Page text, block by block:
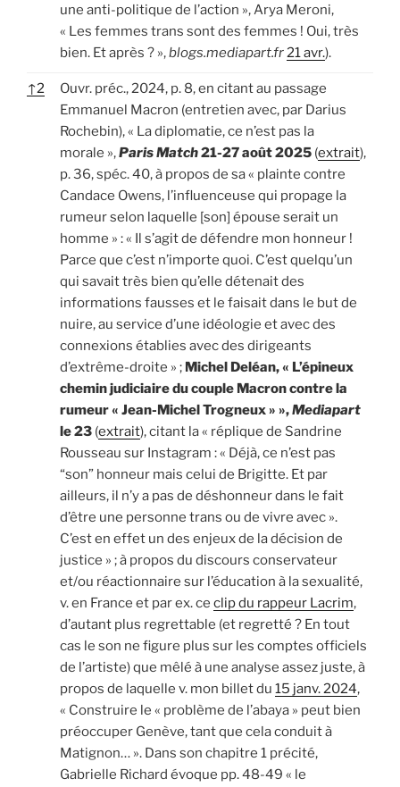
une anti-politique de l’action », Arya Meroni,
« Les femmes trans sont des femmes ! Oui, très
bien. Et après ? »,blogs.mediapart.fr21 avr.).
↑2
Ouvr. préc., 2024, p. 8, en citant au passage
Emmanuel Macron (entretien avec, par Darius
Rochebin), « La diplomatie, ce n’est pas la
morale »,Paris Match21-27 août 2025 (extrait),
p. 36, spéc. 40, à propos de sa « plainte contre
Candace Owens, l’influenceuse qui propage la
rumeur selon laquelle [son] épouse serait un
homme » : « Il s’agit de défendre mon honneur !
Parce que c’est n’importe quoi. C’est quelqu’un
qui savait très bien qu’elle détenait des
informations fausses et le faisait dans le but de
nuire, au service d’une idéologie et avec des
connexions établies avec des dirigeants
d’extrême-droite » ; Michel Deléan, « L’épineux
chemin judiciaire du couple Macron contre la
rumeur « Jean-Michel Trogneux » »,Mediapart
le 23 (extrait), citant la « réplique de Sandrine
Rousseau sur Instagram : « Déjà, ce n’est pas
“son” honneur mais celui de Brigitte. Et par
ailleurs, il n’y a pas de déshonneur dans le fait
d’être une personne trans ou de vivre avec ».
C’est en effet un des enjeux de la décision de
justice » ; à propos du discours conservateur
et/ou réactionnaire sur l’éducation à la sexualité,
v. en France et par ex. ce clip du rappeur Lacrim,
d’autant plus regrettable (et regretté ? En tout
cas le son ne figure plus sur les comptes officiels
de l’artiste) que mêlé à une analyse assez juste, à
propos de laquelle v. mon billet du 15 janv. 2024,
« Construire le « problème de l’abaya » peut bien
préoccuper Genève, tant que cela conduit à
Matignon… ». Dans son chapitre 1 précité,
Gabrielle Richard évoque pp. 48-49 « le